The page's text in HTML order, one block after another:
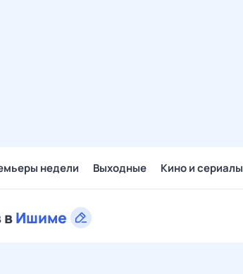
недели Выходные Кино и сериалы
вИшиме